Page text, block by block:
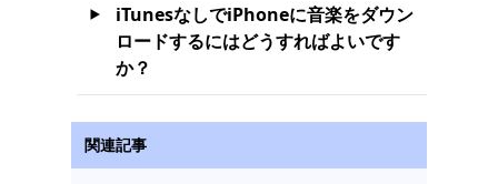
iTunesなしでiPhoneに音楽をダウン
ロードするにはどうすればよいです
か？
関連記事